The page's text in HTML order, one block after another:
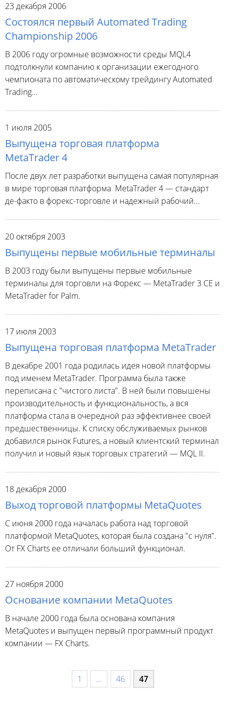
23 декабря 2006
Состоялся первый Automated Trading
Championship 2006
В 2006 году огромные возможности среды MQL4
подтолкнули компанию к организации ежегодного
чемпионата по автоматическому трейдингу Automated
Trading...
1 июля 2005
Выпущена торговая платформа
MetaTrader 4
После двух лет разработки выпущена самая популярная
в мире торговая платформа MetaTrader 4 — стандарт
де-факто в форекс-торговле и надежный рабочий...
20 октября 2003
Выпущены первые мобильные терминалы
В 2003 году были выпущены первые мобильные
терминалы для торговли на Форекс — MetaTrader 3 CE и
MetaTrader for Palm.
17 июля 2003
Выпущена торговая платформа MetaTrader
В декабре 2001 года родилась идея новой платформы
под именем MetaTrader. Программа была также
переписана с "чистого листа". В ней были повышены
производительность и функциональность, а вся
платформа стала в очередной раз эффективнее своей
предшественницы. К списку обслуживаемых рынков
добавился рынок Futures, а новый клиентский терминал
получил и новый язык торговых стратегий — MQL II.
18 декабря 2000
Выход торговой платформы MetaQuotes
С июня 2000 года началась работа над торговой
платформой MetaQuotes, которая была создана "с нуля".
От FX Charts ее отличали больший функционал.
27 ноября 2000
Основание компании MetaQuotes
В начале 2000 года была основана компания
MetaQuotes и выпущен первый программный продукт
компании — FX Charts.
1 ... 46 47